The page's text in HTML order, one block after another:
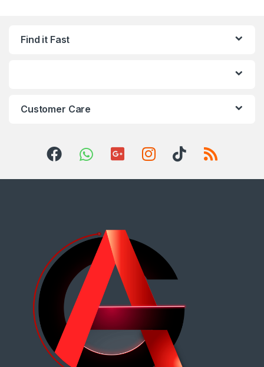
Find it Fast
Customer Care